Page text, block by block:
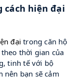
cách hiện đại
đại trong căn hộ
thời gian của
tinh tế với bộ
nên bạn sẽ cảm